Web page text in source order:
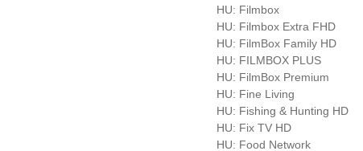
HU: Filmbox
HU: Filmbox Extra FHD
HU: FilmBox Family HD
HU: FILMBOX PLUS
HU: FilmBox Premium
HU: Fine Living
HU: Fishing & Hunting HD
HU: Fix TV HD
HU: Food Network